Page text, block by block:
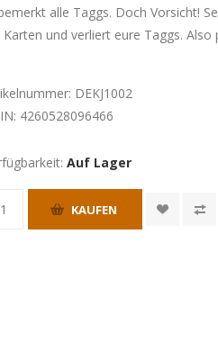
alle Taggs. Doch Vorsicht!
Karten und verliert eure Taggs.
DEKJ1002
4260528096466
Auf Lager
KAUFEN